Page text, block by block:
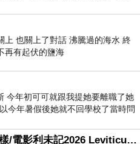
到她，於是
上 也關上了對話 沸騰過的海水 終
再有起伏的鹽海
今年初可可就跟我提她要離職了她
今年暑假後她就不回學校了當時問
幼班的小朋友嗎捨得不
電影愛的魔樣/電影利未記2026 Leviticus 2026